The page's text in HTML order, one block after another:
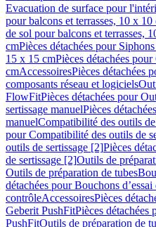
Evacuation de surface pour
pour balcons et terrasses, 10 x 10
de sol pour balcons et terrasses,
cmPièces détachées pour
15 x 15 cmPièces détachées
cmAccessoiresPièces détachées
composants réseau et logiciels
FlowFitPièces détachées pour
sertissage manuelPièces
manuelCompatibilité des outils
pour Compatibilité des outils de
outils de sertissage [2]Pièces
de sertissage [2]Outils de
Outils de préparation de tubes
détachées pour Bouchons d’essai
contrôleAccessoiresPièces
Geberit PushFitPièces
PushFitOutils de préparation de